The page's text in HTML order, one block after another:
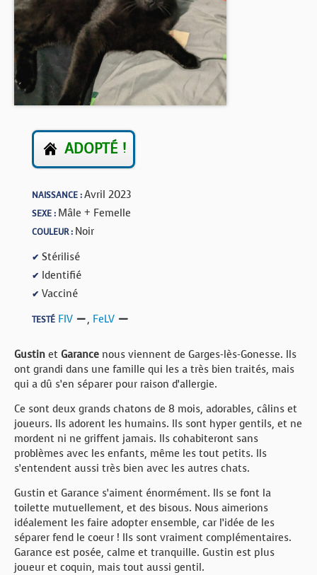
BOUTIQUE
FORUM
ADOPTÉ !
NAISSANCE :Avril 2023
SEXE : Mâle + Femelle
COULEUR : Noir
✔ Stérilisé
✔ Identifié
✔ Vacciné
TESTÉ FIV , FeLV
Gustin et Garance nous viennent de Garges-lès-Gonesse. Ils
ont grandi dans une famille qui les a très bien traités, mais
qui a dû s’en séparer pour raison d’allergie.
Ce sont deux grands chatons de 8 mois, adorables, câlins et
joueurs. Ils adorent les humains. Ils sont hyper gentils, et ne
mordent ni ne griffent jamais. Ils cohabiteront sans
problèmes avec les enfants, même les tout petits. Ils
s’entendent aussi très bien avec les autres chats.
Gustin et Garance s’aiment énormément. Ils se font la
toilette mutuellement, et des bisous. Nous aimerions
idéalement les faire adopter ensemble, car l’idée de les
séparer fend le coeur ! Ils sont vraiment complémentaires.
Garance est posée, calme et tranquille. Gustin est plus
joueur et coquin, mais tout aussi gentil.